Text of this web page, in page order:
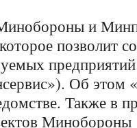
и
позволит
Об этом
Также в